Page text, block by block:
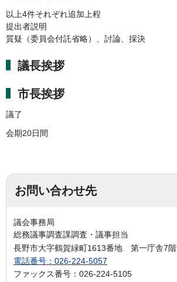
以上4件それぞれ追加上程
提出者説明
質疑（委員会付託省略）、討論、採決
議長挨拶
市長挨拶
議了
会期20日間
お問い合わせ先
議会事務局
総務議事調査課調査・議事担当
長野市大字鶴賀緑町1613番地 第一庁舎7階
電話番号：026-224-5057
ファックス番号：026-224-5105